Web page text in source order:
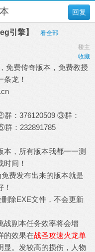
回复
引擎】 看全部
楼主
收藏
免费传奇版本 ，免费教授
龙！
：376120509 ③群：
群：232891785
，所有版本我都一一测
间！
发布出来的版本就是
EXE文件，不会更新
战副本任务效率将会增
的效果在战圣攻速火龙单
显。发较高的损伤，人物